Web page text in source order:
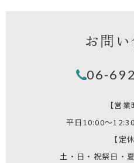
お問
06-
【営業
平日10:00～
【定
土・日・祝祭日・